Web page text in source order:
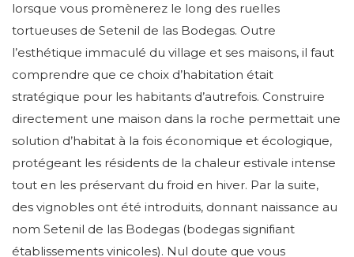
lorsque vous promènerez le long des ruelles
tortueuses de Setenil de las Bodegas. Outre
l’esthétique immaculé du village et ses maisons, il faut
comprendre que ce choix d’habitation était
stratégique pour les habitants d’autrefois. Construire
directement une maison dans la roche permettait une
solution d’habitat à la fois économique et écologique,
protégeant les résidents de la chaleur estivale intense
tout en les préservant du froid en hiver. Par la suite,
des vignobles ont été introduits, donnant naissance au
nom Setenil de las Bodegas (bodegas signifiant
établissements vinicoles). Nul doute que vous